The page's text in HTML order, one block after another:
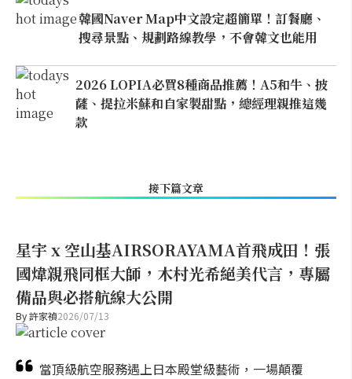
韓國Naver Map中文設定超簡單！訂餐廳、
搜尋景點、規劃路線教學，不會韓文也能用
2026 LOPIA必買8種商品推薦！A5和牛、披
薩、提拉米蘇和自家製甜點，總經理親推這幾
款
接下篇文章
星宇 x 空山基AIRSORAYAMA首飛成田！張
國煒親飛同框大師，木村光希絕美代言，專屬
備品與必搭航線大公開
By許家禎2026/07/13
當頂級航空服務遇上日本殿堂級藝術，一場顛覆